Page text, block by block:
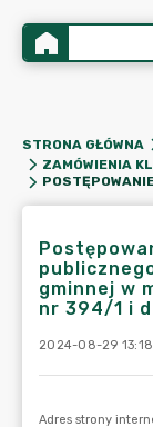
STRONA GŁÓWNA
ZAMÓWIENIA
gminnej w
nr 394/1 i
2024-08-29 13:18